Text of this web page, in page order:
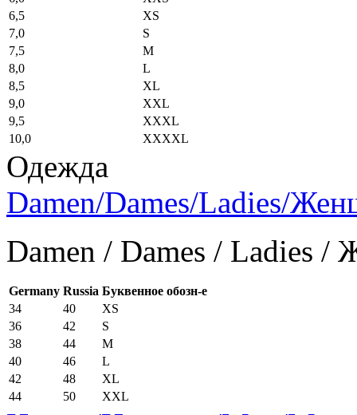
6,5
XS
7,0
S
7,5
M
8,0
L
8,5
XL
9,0
XXL
9,5
XXXL
10,0
XXXXL
Одежда
Damen/Dames/Ladies/
Damen / Dames / Ladies
Germany Russia Буквенное обозн-е
34
40
XS
36
42
S
38
44
M
40
46
L
42
48
XL
44
50 XXL